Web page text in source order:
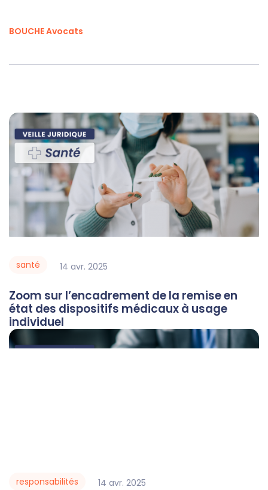
BOUCHE Avocats
Zoom sur l’encadrement de la remise en
état des dispositifs médicaux à usage
individuel
14 avr. 2025
santé
14 avr. 2025
responsabilités